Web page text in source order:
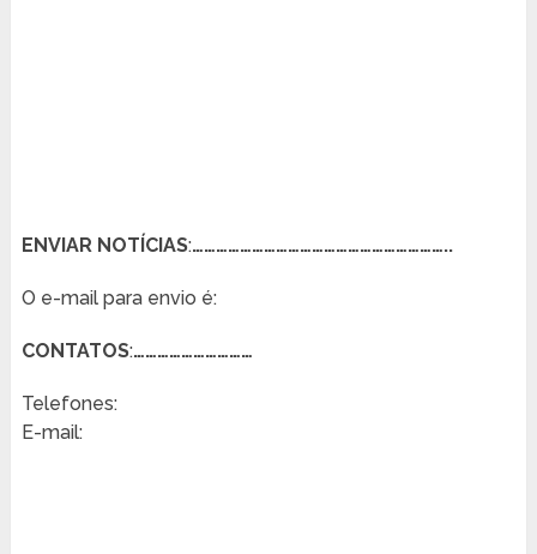
ENVIAR NOTÍCIAS:………………………………………………………..
O e-mail para envio é:
CONTATOS:…………………………
Telefones:
E-mail: